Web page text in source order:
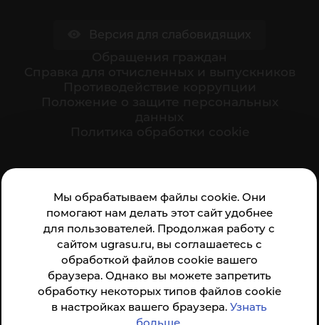
Мы обрабатываем файлы cookie. Они
помогают нам делать этот сайт удобнее
для пользователей. Продолжая работу с
сайтом ugrasu.ru, вы соглашаетесь с
обработкой файлов cookie вашего
браузера. Однако вы можете запретить
обработку некоторых типов файлов cookie
в настройках вашего браузера.Узнать
организации:
Анкета доступна по QR-коду, а так же по прямой
ссылке